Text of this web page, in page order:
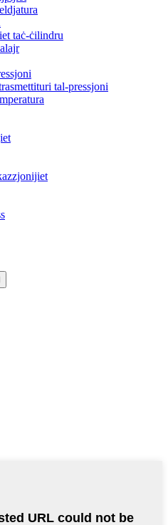
taċ-ċilindru
tal-pressjoni